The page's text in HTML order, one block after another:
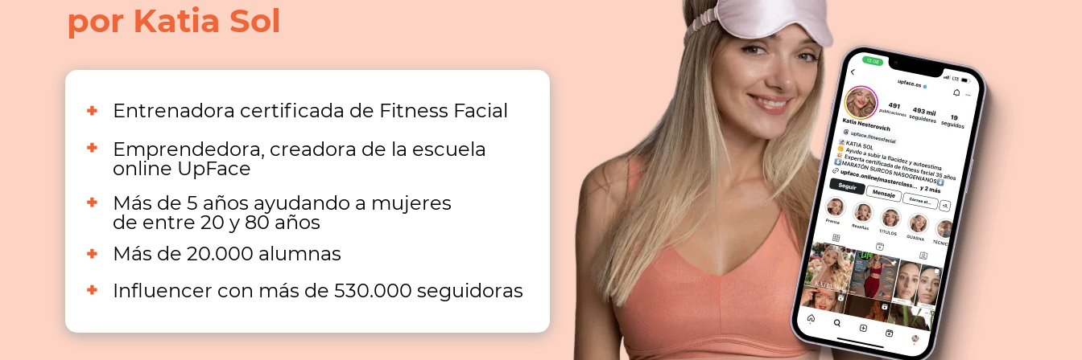
por Katia Sol
Entrenadora certificada de Fitness Facial
Emprendedora, creadora de la escuela
online UpFace
Más de 5 años ayudando a mujeres
de entre 20 y 80 años
Más de 20.000 alumnas
Influencer con más de 530.000 seguidoras